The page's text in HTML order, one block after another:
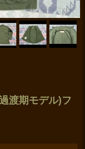
渡期モデル)フ